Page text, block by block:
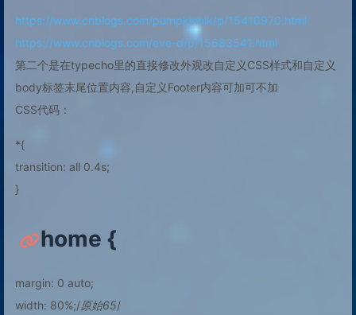
https://www.cnblogs.com/pumpkinhlk/p/15410970.html
https://www.cnblogs.com/eve-d/p/15683541.html
第二个是在typecho里的直接修改外观改自定义CSS样式和自定义
body标签末尾位置内容,自定义Footer内容可加可不加
CSS代码：
*{
transition: all 0.4s;
}
home {
margin: 0 auto;
width: 80%;/原始65/